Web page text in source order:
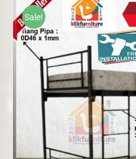
Rp1,800,000.
Sale!